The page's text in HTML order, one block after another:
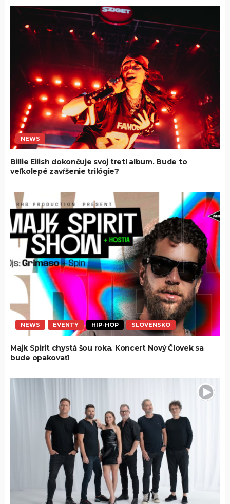
NEWS
Billie Eilish dokončuje svoj tretí album. Bude to
veľkolepé zavŕšenie trilógie?
NEWS EVENTY HIP-HOP SLOVENSKO
Majk Spirit chystá šou roka. Koncert Nový Človek sa
bude opakovať!